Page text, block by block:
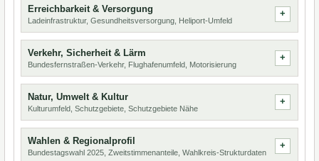
Erreichbarkeit & Versorgung
Ladeinfrastruktur, Gesundheitsversorgung, Heliport-Umfeld
Verkehr, Sicherheit & Lärm
Bundesfernstraßen-Verkehr, Flughafenumfeld, Motorisierung
Natur, Umwelt & Kultur
Kulturumfeld, Schutzgebiete, Schutzgebiete Nähe
Wahlen & Regionalprofil
Bundestagswahl 2025, Zweitstimmenanteile, Wahlkreis-Strukturdaten